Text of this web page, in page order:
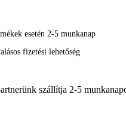
esetén 2-5 munkanap
fizetési lehetőség
szállítja 2-5